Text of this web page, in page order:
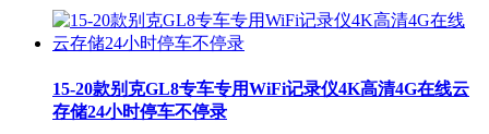
15-20款别克GL8专车专用WiFi记录仪4K高清4G在线云
存储24小时停车不停录